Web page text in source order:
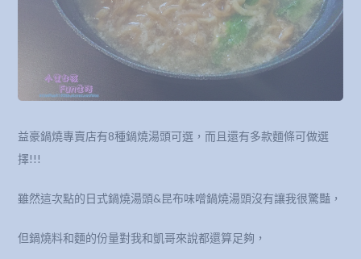
益豪鍋燒專賣店有8種鍋燒湯頭可選，而且還有多款麵條可做選
擇!!!
雖然這次點的日式鍋燒湯頭&昆布味噌鍋燒湯頭沒有讓我很驚豔，
但鍋燒料和麵的份量對我和凱哥來說都還算足夠，